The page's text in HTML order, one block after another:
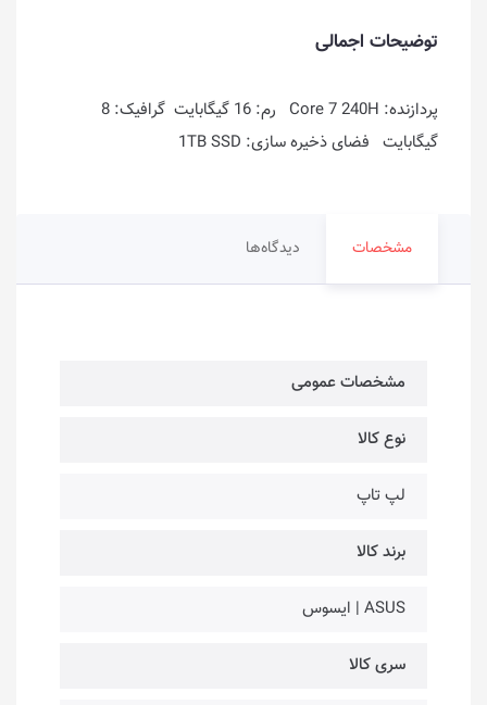
توضیحات اجمالی
پردازنده: Core 7 240H رم: 16 گیگابایت گرافیک: 8
گیگابایت فضای ذخیره سازی: 1TB SSD
مشخصات دیدگاه‌ها
مشخصات عمومی
نوع کالا
لپ تاپ
برند کالا
ASUS | ایسوس
سری کالا